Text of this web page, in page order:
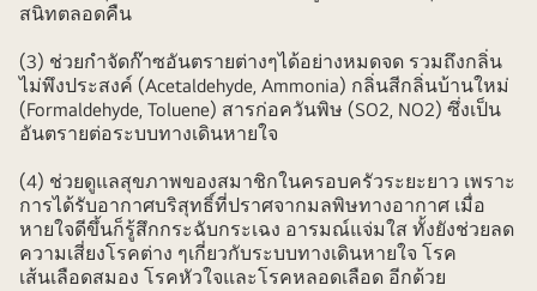
สนิทตลอดคืน
(3) ช่วยกำจัดก๊าซอันตรายต่างๆได้อย่างหมดจด รวมถึงกลิ่น
ไม่พึงประสงค์ (Acetaldehyde, Ammonia) กลิ่นสีกลิ่นบ้านใหม่
(Formaldehyde, Toluene) สารก่อควันพิษ (SO2, NO2) ซึ่งเป็น
อันตรายต่อระบบทางเดินหายใจ
(4) ช่วยดูแลสุขภาพของสมาชิกในครอบครัวระยะยาว เพราะ
การได้รับอากาศบริสุทธิ์ที่ปราศจากมลพิษทางอากาศ เมื่อ
หายใจดีขึ้นก็รู้สึกกระฉับกระเฉง อารมณ์แจ่มใส ทั้งยังช่วยลด
ความเสี่ยงโรคต่าง ๆเกี่ยวกับระบบทางเดินหายใจ โรค
เส้นเลือดสมอง โรคหัวใจและโรคหลอดเลือด อีกด้วย